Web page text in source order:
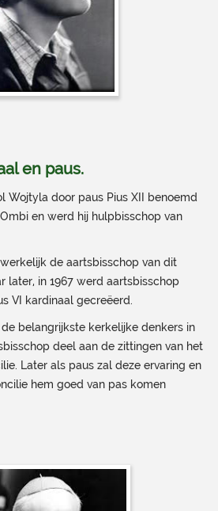
en paus.
Wojtyla door paus Pius XII benoemd
en werd hij hulpbisschop van
de aartsbisschop van dit
later, in 1967 werd aartsbisschop
VI kardinaal gecreëerd.
belangrijkste kerkelijke denkers in
deel aan de zittingen van het
Later als paus zal deze ervaring en
hem goed van pas komen